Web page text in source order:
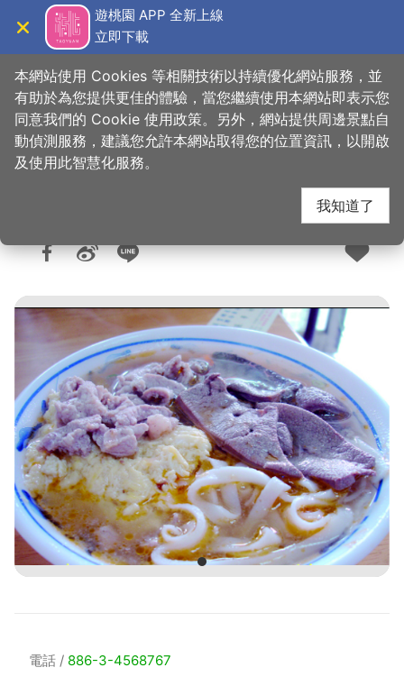
主
遊桃園 APP 全新上線
立即下載
首頁 > 想去的地方 > 美食、購物 > 美食快搜
忠貞雲鄉米干
人氣：9161
電話 886-3-4568767
本網站使用 Cookies 等相關技術以持續優化網站服務，並
有助於為您提供更佳的體驗，當您繼續使用本網站即表示您
同意我們的 Cookie 使用政策。另外，網站提供周邊景點自
動偵測服務，建議您允許本網站取得您的位置資訊，以開啟
及使用此智慧化服務。
我知道了